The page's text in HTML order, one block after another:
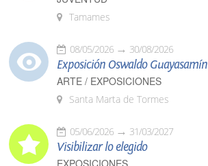
Tamames
08/05/2026 30/08/2026
Exposición Oswaldo Guayasamín
ARTE / EXPOSICIONES
Santa Marta de Tormes
05/06/2026 31/03/2027
Visibilizar lo elegido
EXPOSICIONES